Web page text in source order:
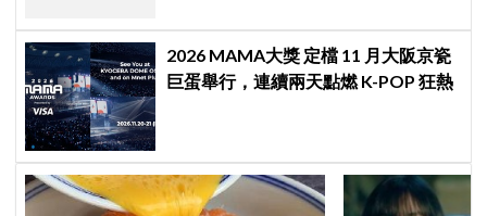
2026 MAMA大獎 定檔 11 月大阪京瓷
巨蛋舉行，連續兩天點燃 K-POP 狂熱